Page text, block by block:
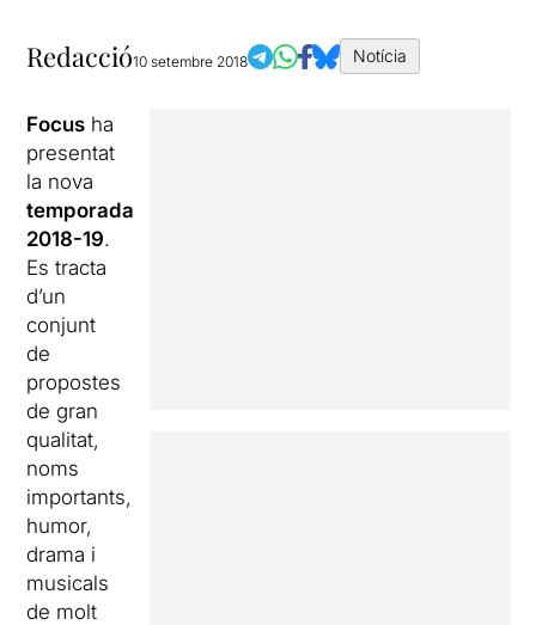
Redacció10 setembre 2018 Notícia
Focus ha
presentat
la nova
temporada
2018-19.
Es tracta
d’un
conjunt
de
propostes
de gran
qualitat,
noms
importants,
humor,
drama i
musicals
de molt